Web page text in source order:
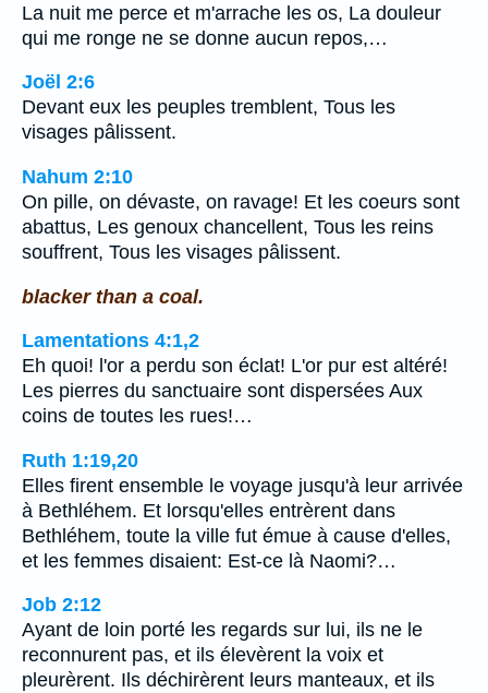
La nuit me perce et m'arrache les os, La douleur
qui me ronge ne se donne aucun repos,…
Joël 2:6
Devant eux les peuples tremblent, Tous les
visages pâlissent.
Nahum 2:10
On pille, on dévaste, on ravage! Et les coeurs sont
abattus, Les genoux chancellent, Tous les reins
souffrent, Tous les visages pâlissent.
blacker than a coal.
Lamentations 4:1,2
Eh quoi! l'or a perdu son éclat! L'or pur est altéré!
Les pierres du sanctuaire sont dispersées Aux
coins de toutes les rues!…
Ruth 1:19,20
Elles firent ensemble le voyage jusqu'à leur arrivée
à Bethléhem. Et lorsqu'elles entrèrent dans
Bethléhem, toute la ville fut émue à cause d'elles,
et les femmes disaient: Est-ce là Naomi?…
Job 2:12
Ayant de loin porté les regards sur lui, ils ne le
reconnurent pas, et ils élevèrent la voix et
pleurèrent. Ils déchirèrent leurs manteaux, et ils